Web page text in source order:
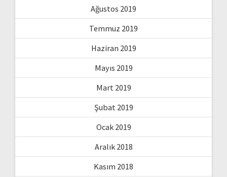
Ağustos 2019
Temmuz 2019
Haziran 2019
Mayıs 2019
Mart 2019
Şubat 2019
Ocak 2019
Aralık 2018
Kasım 2018